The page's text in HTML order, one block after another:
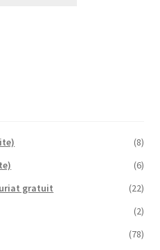
(8)
(6)
gratuit
(22)
(2)
(78)